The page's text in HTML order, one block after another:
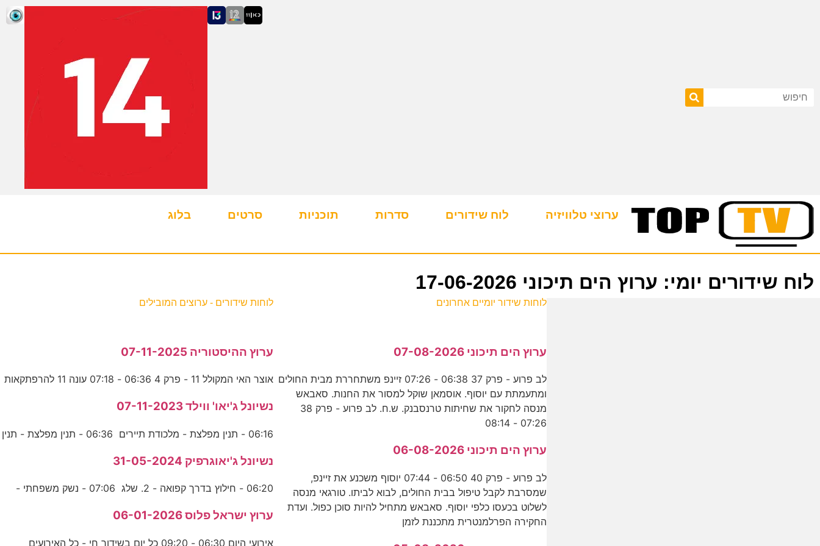
ערוצי טלוויזיה לוח שידורים סדרות תוכניות סרטים בלוג
לוח שידורים יומי: ערוץ הים תיכוני 17-06-2026
לוחות שידור יומיים אחרונים
ערוץ הים תיכוני 07-08-2026
לב פרוע - פרק 37 06:38 - 07:26 זיינפ משתחררת מבית החולים
ומתעמתת עם יוסוף. אוסמאן שוקל למסור את החנות. סאבאש
מנסה לחקור את שחיתות טרנסבנק. ש.ח. לב פרוע - פרק 38
07:26 - 08:14
ערוץ הים תיכוני 06-08-2026
לב פרוע - פרק 40 06:50 - 07:44 יוסוף משכנע את זיינפ,
שמסרבת לקבל טיפול בבית החולים, לבוא לביתו. טורגאי מנסה
לשלוט בכעסו כלפי יוסוף. סאבאש מתחיל להיות סוכן כפול. ועדת
החקירה הפרלמנטרית מתכננת לזמן
לוחות שידורים - ערוצים המובילים
ערוץ ההיסטוריה 07-11-2025
אוצר האי המקולל 11 - פרק 4 06:36 - 07:18 עונה 11 להרפתקאות
נשיונל ג'יאו' ווילד 07-11-2023
06:16 - תנין מפלצת - מלכודת תיירים 06:36 - תנין מפלצת - תנין
נשיונל ג'יאוגרפיק 31-05-2024
06:20 - חילוץ בדרך קפואה - 2. שלג 07:06 - נשק משפחתי -
ערוץ ישראל פלוס 06-01-2026
אירועי היום 06:30 - 09:20 כל יום בשידור חי - כל האירועים